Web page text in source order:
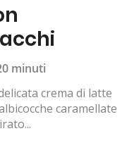
minuti
crema di latte
caramellate